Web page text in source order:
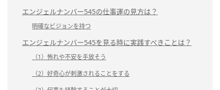
エンジェルナンバー545の仕事運の見方は？
明確なビジョンを持つ
エンジェルナンバー545を見る時に実践すべきことは？
（1）怖れや不安を手放そう
（2）好奇心が刺激されることをする